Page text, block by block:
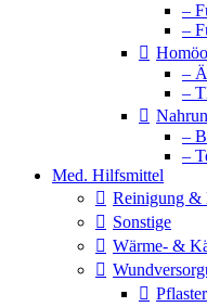
–
–
–
–
–
–
Med. Hilfsmittel
Reinigung &
Sonstige
Wärme- &
Pflaster